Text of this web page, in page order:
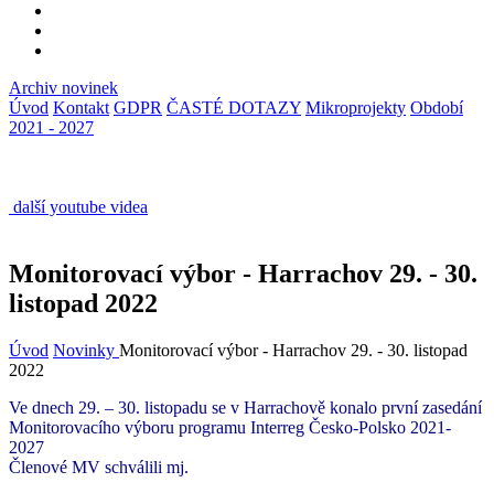
Archiv novinek
Úvod Kontakt GDPR ČASTÉ DOTAZY Mikroprojekty Období
2021 - 2027
další youtube videa
Monitorovací výbor - Harrachov 29. - 30.
listopad 2022
Úvod Novinky Monitorovací výbor - Harrachov 29. - 30. listopad
2022
Ve dnech 29. – 30. listopadu se v Harrachově konalo první zasedání
Monitorovacího výboru programu Interreg Česko-Polsko 2021-
2027
Členové MV schválili mj.